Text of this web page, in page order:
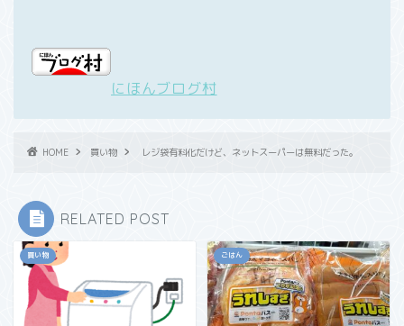
にほんブログ村
HOME 買い物 レジ袋有料化だけど、ネットスーパーは無料だった。
RELATED POST
買い物 ごはん